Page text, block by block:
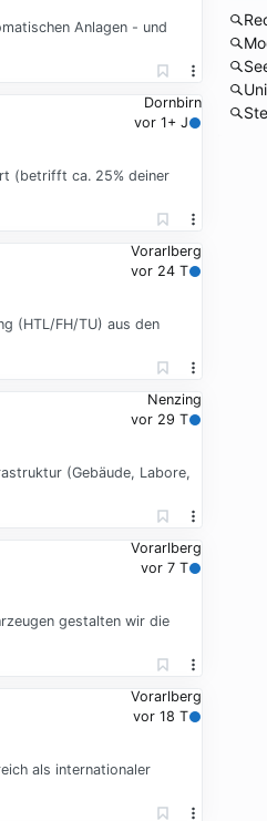
Anlagen - und
Dornbirn
vor 1+ J
(betrifft ca. 25% deiner
Vorarlberg
vor 24 T
(HTL/FH/TU) aus den
Nenzing
vor 29 T
(Gebäude, Labore,
Vorarlberg
vor 7 T
gestalten wir die
Vorarlberg
vor 18 T
als internationaler